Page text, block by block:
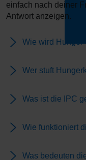
einfach nach deiner
Antwort anzeigen.
Wie wird Hunger
Wer stuft
Was ist die IPC
Wie funktioniert
Was bedeuten